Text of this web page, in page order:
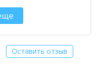
Оставить отзыв